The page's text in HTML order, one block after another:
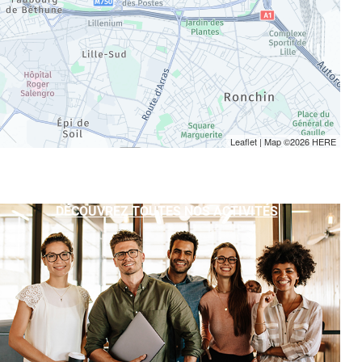
Leaflet | Map ©2026HERE
DÉCOUVREZ TOUTES NOS ACTIVITÉS